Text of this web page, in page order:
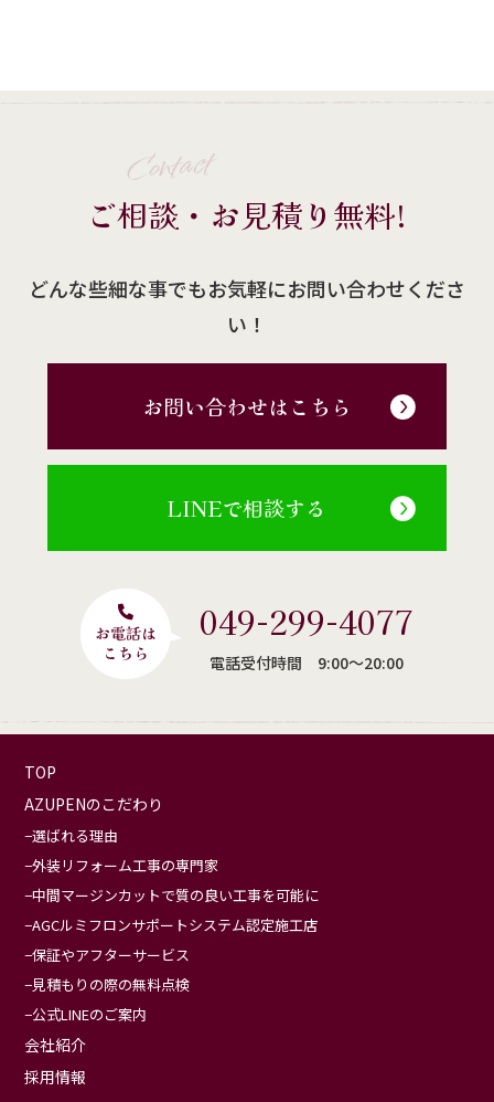
Contact
ご相談・お見積り無料!
どんな些細な事でもお気軽にお問い合わせくださ
い！
お問い合わせはこちら
LINEで相談する
049-299-4077
電話受付時間 9:00〜20:00
TOP
AZUPENのこだわり
選ばれる理由
外装リフォーム工事の専門家
中間マージンカットで質の良い工事を可能に
AGCルミフロンサポートシステム認定施工店
保証やアフターサービス
見積もりの際の無料点検
公式LINEのご案内
会社紹介
採用情報